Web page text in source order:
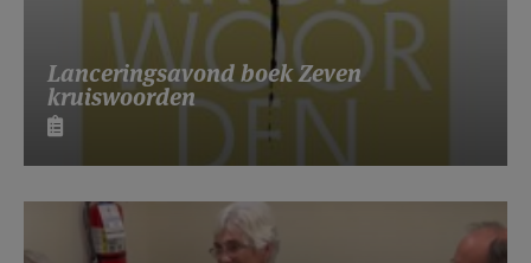
Lanceringsavond boek Zeven
kruiswoorden